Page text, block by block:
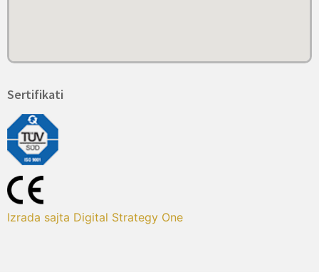
Sertifikati
Izrada sajta Digital Strategy One